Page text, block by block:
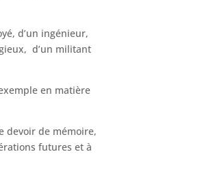
d’un ingénieur,
d’un militant
en matière
devoir de mémoire,
futures et à